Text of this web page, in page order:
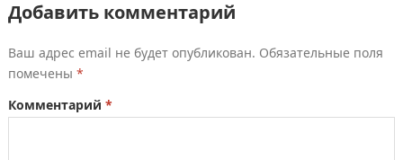
Добавить комментарий
Ваш адрес email не будет опубликован. Обязательные поля
помечены *
Комментарий *